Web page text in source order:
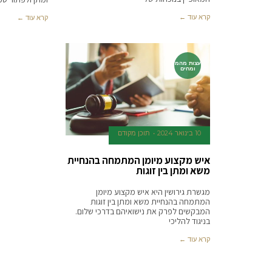
קרא עוד ← קרא עוד ←
עצות מהמ
ומחים
10 בינואר 2024 תוכן מקודם
איש מקצוע מיומן המתמחה בהנחיית
משא ומתן בין זוגות
מגשרת גירושין היא איש מקצוע מיומן
המתמחה בהנחיית משא ומתן בין זוגות
המבקשים לפרק את נישואיהם בדרכי שלום.
בניגוד להליכי
קרא עוד ←